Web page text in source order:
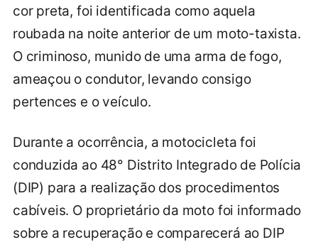
cor preta, foi identificada como aquela
roubada na noite anterior de um moto-taxista.
O criminoso, munido de uma arma de fogo,
ameaçou o condutor, levando consigo
pertences e o veículo.
Durante a ocorrência, a motocicleta foi
conduzida ao 48° Distrito Integrado de Polícia
(DIP) para a realização dos procedimentos
cabíveis. O proprietário da moto foi informado
sobre a recuperação e comparecerá ao DIP